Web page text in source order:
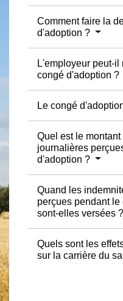
Comment faire la
d'adoption ?
L'employeur peut-
congé d'adoption ?
Le congé
Quel est le
journalières
d'adoption ?
Quand les
perçues pendant
sont-elles versées ?
Quels sont les
sur la carrière du